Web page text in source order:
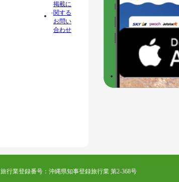
掲載に
関する
お問い
合わせ
旅行業登録番号：沖縄県知事登録旅行業 第2-368号